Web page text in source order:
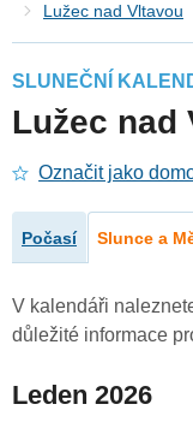
Lužec nad Vltavou
SLUNEČNÍ
Lužec nad
Označit jako
Počasí Slunce a
V kalendáři
důležité informace
Leden 2026